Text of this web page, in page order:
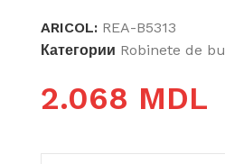
ARICOL: REA-B5313
Категории Robinete de
2.068 MDL